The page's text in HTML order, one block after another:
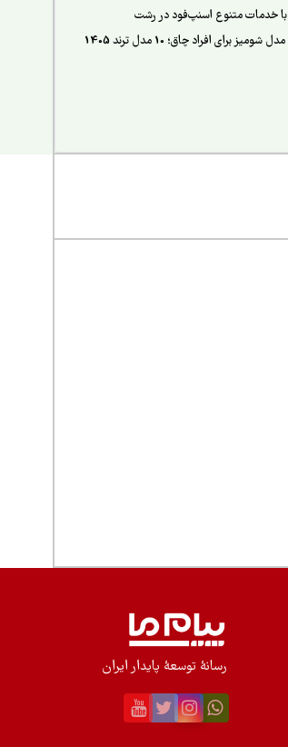
با خدمات متنوع اسنپ‌فود در رشت
برای افراد چاق؛ 10 مدل ترند 1405
رسانۀ توسعۀ پایدار ایران